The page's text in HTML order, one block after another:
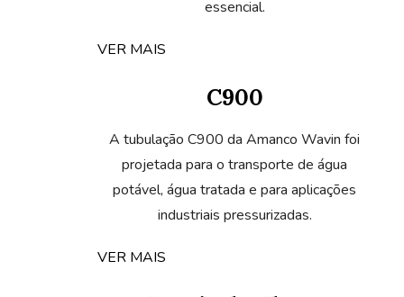
A tubulação C900 da Amanco Wavin foi
projetada para o transporte de água
potável, água tratada e para aplicações
industriais pressurizadas.